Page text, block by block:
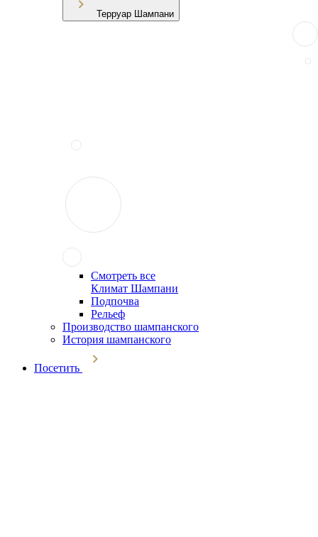
Терруар Шампани
Смотреть все
Климат Шампани
Подпочва
Рельеф
Производство шампанского
История шампанского
Посетить